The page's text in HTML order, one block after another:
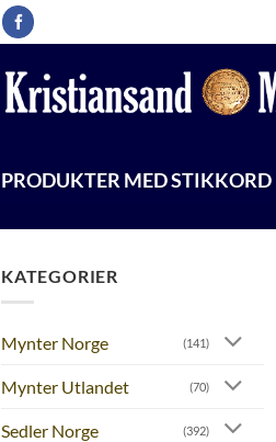
PRODUKTER MED
KATEGORIER
Mynter Norge (141)
Mynter Utlandet (70)
Sedler Norge (392)